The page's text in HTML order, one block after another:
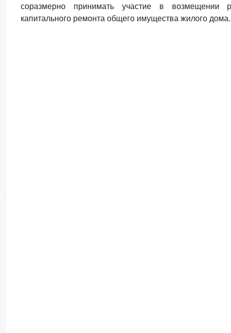
соразмерно принимать участие в возмещении
капитального ремонта общего имущества жилого дома.